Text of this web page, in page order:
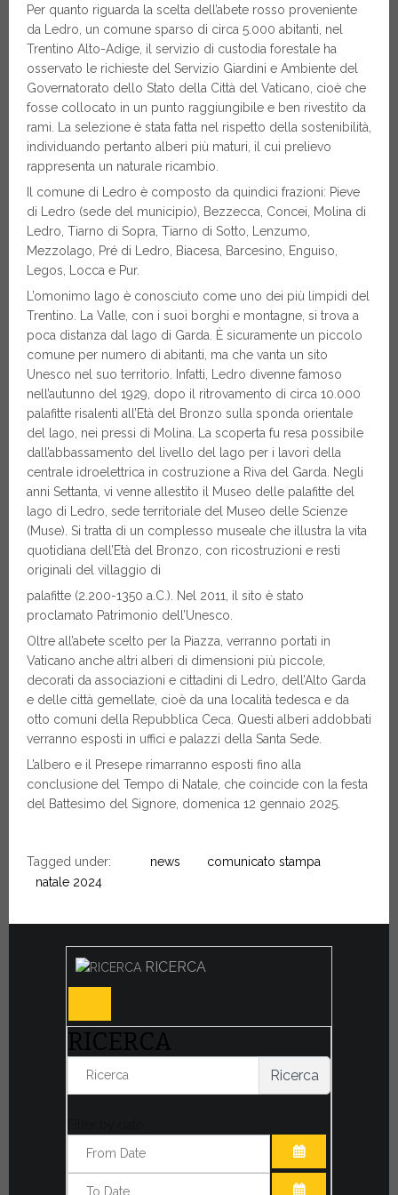
Per quanto riguarda la scelta dell’abete rosso proveniente
da Ledro, un comune sparso di circa 5.000 abitanti, nel
Trentino Alto-Adige, il servizio di custodia forestale ha
osservato le richieste del Servizio Giardini e Ambiente del
Governatorato dello Stato della Città del Vaticano, cioè che
fosse collocato in un punto raggiungibile e ben rivestito da
rami. La selezione è stata fatta nel rispetto della sostenibilità,
individuando pertanto alberi più maturi, il cui prelievo
rappresenta un naturale ricambio.
Il comune di Ledro è composto da quindici frazioni: Pieve
di Ledro (sede del municipio), Bezzecca, Concei, Molina di
Ledro, Tiarno di Sopra, Tiarno di Sotto, Lenzumo,
Mezzolago, Pré di Ledro, Biacesa, Barcesino, Enguiso,
Legos, Locca e Pur.
L’omonimo lago è conosciuto come uno dei più limpidi del
Trentino. La Valle, con i suoi borghi e montagne, si trova a
poca distanza dal lago di Garda. È sicuramente un piccolo
comune per numero di abitanti, ma che vanta un sito
Unesco nel suo territorio. Infatti, Ledro divenne famoso
nell’autunno del 1929, dopo il ritrovamento di circa 10.000
palafitte risalenti all’Età del Bronzo sulla sponda orientale
del lago, nei pressi di Molina. La scoperta fu resa possibile
dall’abbassamento del livello del lago per i lavori della
centrale idroelettrica in costruzione a Riva del Garda. Negli
anni Settanta, vi venne allestito il Museo delle palafitte del
lago di Ledro, sede territoriale del Museo delle Scienze
(Muse). Si tratta di un complesso museale che illustra la vita
quotidiana dell’Età del Bronzo, con ricostruzioni e resti
originali del villaggio di
palafitte (2.200-1350 a.C.). Nel 2011, il sito è stato
proclamato Patrimonio dell’Unesco.
Oltre all’abete scelto per la Piazza, verranno portati in
Vaticano anche altri alberi di dimensioni più piccole,
decorati da associazioni e cittadini di Ledro, dell’Alto Garda
e delle città gemellate, cioè da una località tedesca e da
otto comuni della Repubblica Ceca. Questi alberi addobbati
verranno esposti in uffici e palazzi della Santa Sede.
L’albero e il Presepe rimarranno esposti fino alla
conclusione del Tempo di Natale, che coincide con la festa
del Battesimo del Signore, domenica 12 gennaio 2025.
Tagged under: news
comunicato stampa
natale 2024
RICERCA
RICERCA
Ricerca
APRI IL